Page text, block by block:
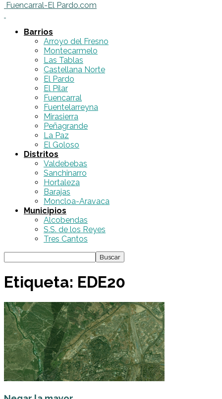
Fuencarral-El Pardo.com
Barrios
Arroyo del Fresno
Montecarmelo
Las Tablas
Castellana Norte
El Pardo
El Pilar
Fuencarral
Fuentelarreyna
Mirasierra
Peñagrande
La Paz
El Goloso
Distritos
Valdebebas
Sanchinarro
Hortaleza
Barajas
Moncloa-Aravaca
Municipios
Alcobendas
S.S. de los Reyes
Tres Cantos
Etiqueta: EDE20